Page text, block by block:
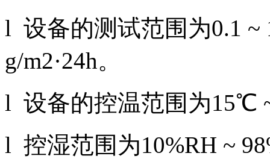
l 设备的测试范围为0.1 ~
g/m2·24h。
l 设备的控温范围为15℃
l 控湿范围为10%RH ~